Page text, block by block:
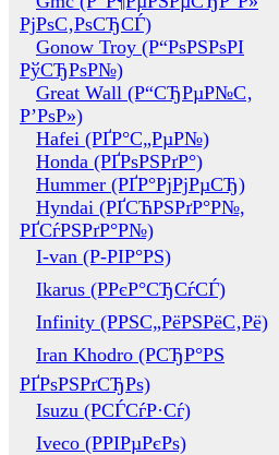
РјРѕС‚РѕСЂСЃ)
Gonow Troy (Р“РѕРЅРѕРІ
РўСЂРѕР№)
Great Wall (Р“СЂРµР№С‚
Р’РѕР»)
Hafei (РҐР°С„РµР№)
Honda (РҐРѕРЅРґР°)
Hummer (РҐР°РјРјРµСЂ)
Hyndai (РҐСЋРЅРґР°Р№,
РҐСѓРЅРґР°Р№)
I-van (Р-РІР°РЅ)
Ikarus (РРєР°СЂСѓСЃ)
Infinity (РРЅС„РёРЅРёС‚Рё)
Iran Khodro (РСЂР°РЅ
РҐРѕРЅРґСЂРѕ)
Isuzu (РСЃСѓР·Сѓ)
Iveco (РРІРµРєРѕ)